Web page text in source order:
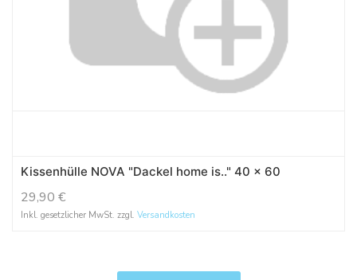
Kissenhülle NOVA "Dackel home is.." 40 x 60
29,90 €
Inkl. gesetzlicher MwSt. zzgl. Versandkosten